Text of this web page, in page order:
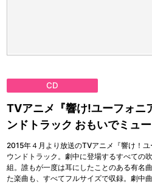
CD
TVアニメ『響け!ユーフォニ
ンドトラック おもいでミュ
2015年４月より放送のTVアニメ『響け！
ウンドトラック。劇中に登場するすべての
組。誰もが一度は耳にしたことのある有名
た楽曲も、すべてフルサイズで収録。劇中